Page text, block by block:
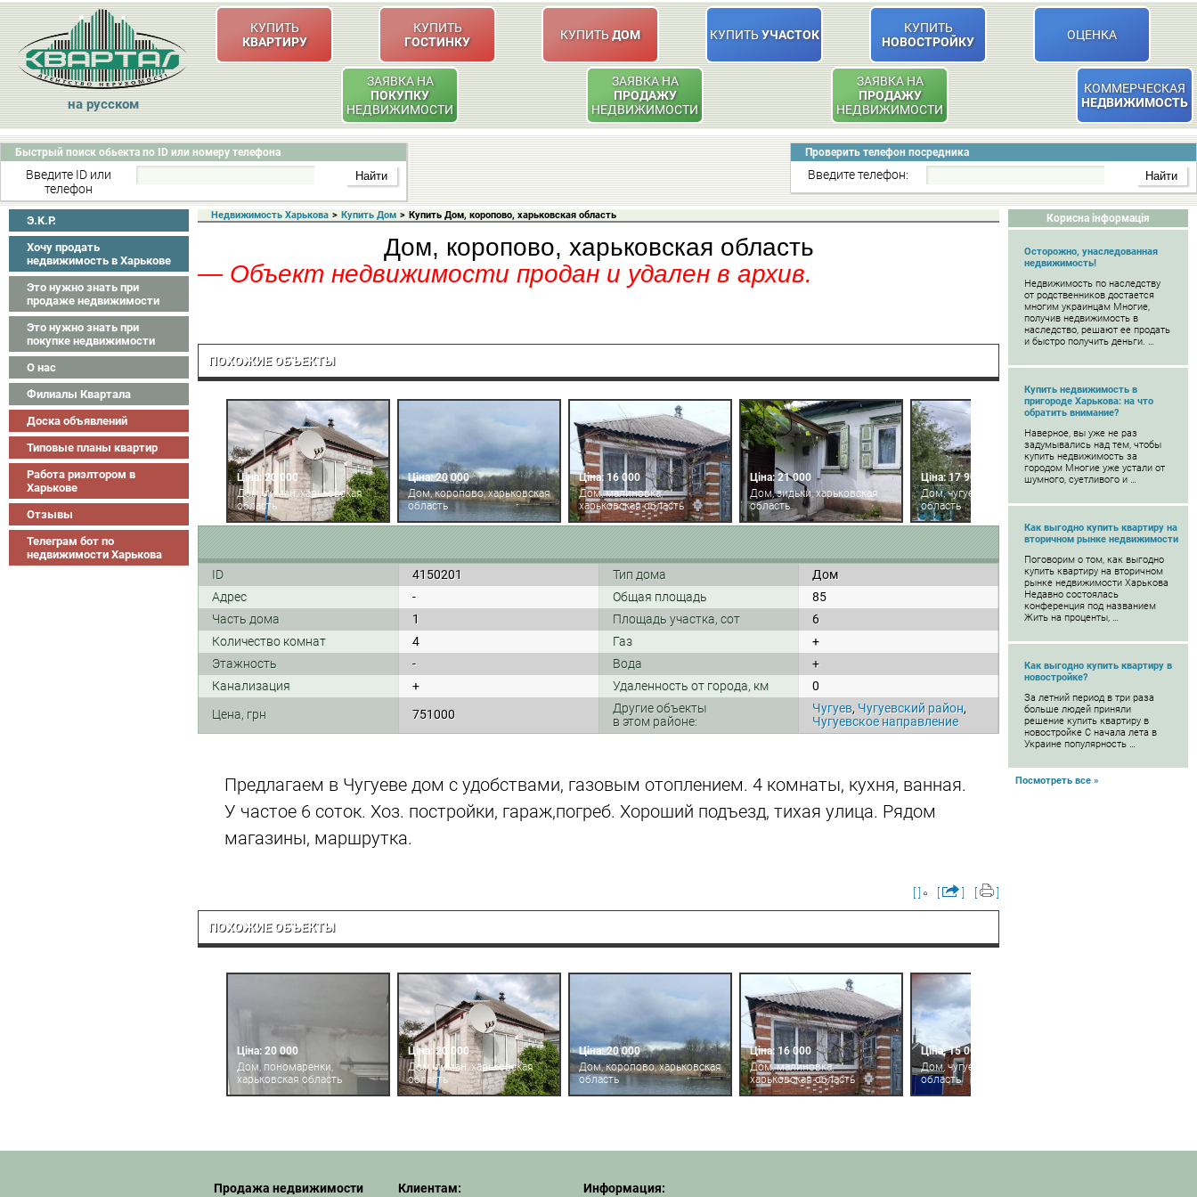
на русском
КУПИТЬ
КВАРТИРУ
КУПИТЬ
ГОСТИНКУ
КУПИТЬДОМ КУПИТЬУЧАСТОК
КУПИТЬ
НОВОСТРОЙКУ
ОЦЕНКА
ЗАЯВКА НА
ПОКУПКУ
НЕДВИЖИМОСТИ
ЗАЯВКА НА
ПРОДАЖУ
НЕДВИЖИМОСТИ
ЗАЯВКА НА
ПРОДАЖУ
НЕДВИЖИМОСТИ
КОММЕРЧЕСКАЯ
НЕДВИЖИМОСТЬ
Быстрый поиск обьекта по ID или номеру телефона
Введите ID или
телефон
Проверить телефон посредника
Введите телефон:
Э.K.P.
Хочу продать
недвижимость в Харькове
Это нужно знать при
продаже недвижимости
Это нужно знать при
покупке недвижимости
О нас
Филиалы Квартала
Доска объявлений
Типовые планы квартир
Работа риэлтором в
Харькове
Отзывы
Телеграм бот по
недвижимости Харькова
Корисна інформація
Осторожно, унаследованная
недвижимость!
Недвижимость по наследству
от родственников достается
многим украинцам Многие,
получив недвижимость в
наследство, решают ее продать
и быстро получить деньги. …
Купить недвижимость в
пригороде Харькова: на что
обратить внимание?
Наверное, вы уже не раз
задумывались над тем, чтобы
купить недвижимость за
городом Многие уже устали от
шумного, суетливого и …
Как выгодно купить квартиру на
вторичном рынке недвижимости
Поговорим о том, как выгодно
купить квартиру на вторичном
рынке недвижимости Харькова
Недавно состоялась
конференция под названием
Жить на проценты, …
Как выгодно купить квартиру в
новостройке?
За летний период в три раза
больше людей приняли
решение купить квартиру в
новостройке С начала лета в
Украине популярность …
Посмотреть все »
Недвижимость Харькова > Купить Дом > Купить Дом, коропово, харьковская область
Дом, коропово, харьковская область
— Объект недвижимости продан и удален в архив.
ПОХОЖИЕ ОБЪЕКТЫ
Ціна: 20 000
Дом, лиман, харьковская
область
Ціна: 20 000
Дом, коропово, харьковская
область
Ціна: 16 000
Дом, малиновка,
харьковская область
Ціна: 21 000
Дом, зидьки, харьковская
область
Ціна: 17 900
Дом, чугуев, харьковская
область
ID 4150201 Тип дома
Дом
Адрес
- Общая площадь
85
Часть дома
1 Площадь участка, сот
6
Количество комнат
4 Газ
+
Этажность
- Вода
+
Канализация
+ Удаленность от города, км
0
Цена, грн
751000
Другие объекты
в этом районе:
Чугуев, Чугуевский район,
Чугуевское направление
Предлагаем в Чугуеве дом с удобствами, газовым отоплением. 4 комнаты, кухня, ванная.
У частое 6 соток. Хоз. постройки, гараж,погреб. Хороший подъезд, тихая улица. Рядом
магазины, маршрутка.
ПОХОЖИЕ ОБЪЕКТЫ
Ціна: 20 000
Дом, пономаренки,
харьковская область
Ціна: 20 000
Дом, лиман, харьковская
область
Ціна: 20 000
Дом, коропово, харьковская
область
Ціна: 16 000
Дом, малиновка,
харьковская область
Ціна: 15 000
Дом, чугуев, харьковская
область
Продажа недвижимости
Клиентам: Информация: